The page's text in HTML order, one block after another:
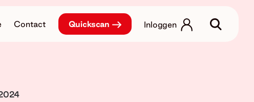
Contact Quickscan Inloggen